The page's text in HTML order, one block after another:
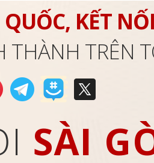
KẾT
THÀNH TRÊN
SÀI